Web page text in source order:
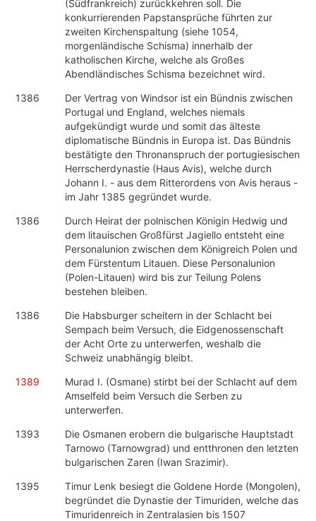
(Südfrankreich) zurückkehren soll. Die
konkurrierenden Papstansprüche führten zur
zweiten Kirchenspaltung (siehe 1054,
morgenländische Schisma) innerhalb der
katholischen Kirche, welche als Großes
Abendländisches Schisma bezeichnet wird.
1386
Der Vertrag von Windsor ist ein Bündnis zwischen
Portugal und England, welches niemals
aufgekündigt wurde und somit das älteste
diplomatische Bündnis in Europa ist. Das Bündnis
bestätigte den Thronanspruch der portugiesischen
Herrscherdynastie (Haus Avis), welche durch
Johann I. - aus dem Ritterordens von Avis heraus -
im Jahr 1385 gegründet wurde.
1386
Durch Heirat der polnischen Königin Hedwig und
dem litauischen Großfürst Jagiello entsteht eine
Personalunion zwischen dem Königreich Polen und
dem Fürstentum Litauen. Diese Personalunion
(Polen-Litauen) wird bis zur Teilung Polens
bestehen bleiben.
1386
Die Habsburger scheitern in der Schlacht bei
Sempach beim Versuch, die Eidgenossenschaft
der Acht Orte zu unterwerfen, weshalb die
Schweiz unabhängig bleibt.
1389
Murad I. (Osmane) stirbt bei der Schlacht auf dem
Amselfeld beim Versuch die Serben zu
unterwerfen.
1393
Die Osmanen erobern die bulgarische Hauptstadt
Tarnowo (Tarnowgrad) und entthronen den letzten
bulgarischen Zaren (Iwan Srazimir).
1395
Timur Lenk besiegt die Goldene Horde (Mongolen),
begründet die Dynastie der Timuriden, welche das
Timuridenreich in Zentralasien bis 1507